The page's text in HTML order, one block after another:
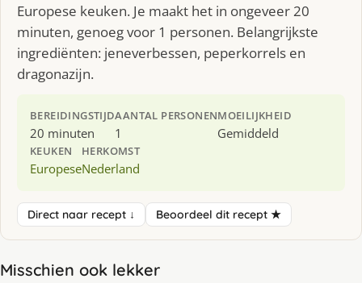
Europese keuken. Je maakt het in ongeveer 20
minuten, genoeg voor 1 personen. Belangrijkste
ingrediënten: jeneverbessen, peperkorrels en
dragonazĳn.
BEREIDINGSTIJD
20 minuten
AANTAL PERSONEN
1
MOEILIJKHEID
Gemiddeld
KEUKEN
Europese
HERKOMST
Nederland
Direct naar recept ↓ Beoordeel dit recept ★
Misschien ook lekker